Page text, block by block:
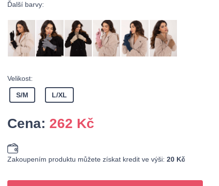
Ďalší barvy:
Velikost:
S/M L/XL
Cena: 262 Kč
Zakoupením produktu můžete získat kredit ve výši: 20 Kč